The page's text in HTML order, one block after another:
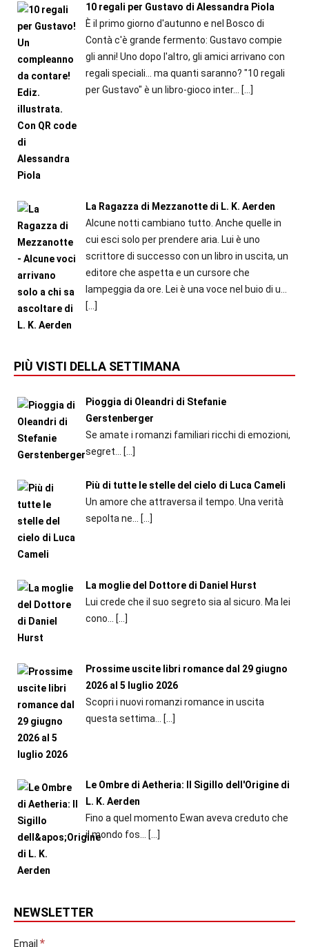
10 regali per Gustavo di Alessandra Piola
È il primo giorno d'autunno e nel Bosco di
Contà c'è grande fermento: Gustavo compie
gli anni! Uno dopo l'altro, gli amici arrivano con
regali speciali... ma quanti saranno? "10 regali
per Gustavo" è un libro-gioco inter...
[…]
La Ragazza di Mezzanotte di L. K. Aerden
Alcune notti cambiano tutto. Anche quelle in
cui esci solo per prendere aria. Lui è uno
scrittore di successo con un libro in uscita, un
editore che aspetta e un cursore che
lampeggia da ore. Lei è una voce nel buio di u...
[…]
PIÙ VISTI DELLA SETTIMANA
Pioggia di Oleandri di Stefanie
Gerstenberger
Se amate i romanzi familiari ricchi di emozioni,
segret... […]
Più di tutte le stelle del cielo di Luca Cameli
Un amore che attraversa il tempo. Una verità
sepolta ne...
[…]
La moglie del Dottore di Daniel Hurst
Lui crede che il suo segreto sia al sicuro. Ma lei
cono...
[…]
Prossime uscite libri romance dal 29 giugno
2026 al 5 luglio 2026
Scopri i nuovi romanzi romance in uscita
questa settima...
[…]
Le Ombre di Aetheria: Il Sigillo dell'Origine di
L. K. Aerden
Fino a quel momento Ewan aveva creduto che
il mondo fos...
[…]
NEWSLETTER
Email *